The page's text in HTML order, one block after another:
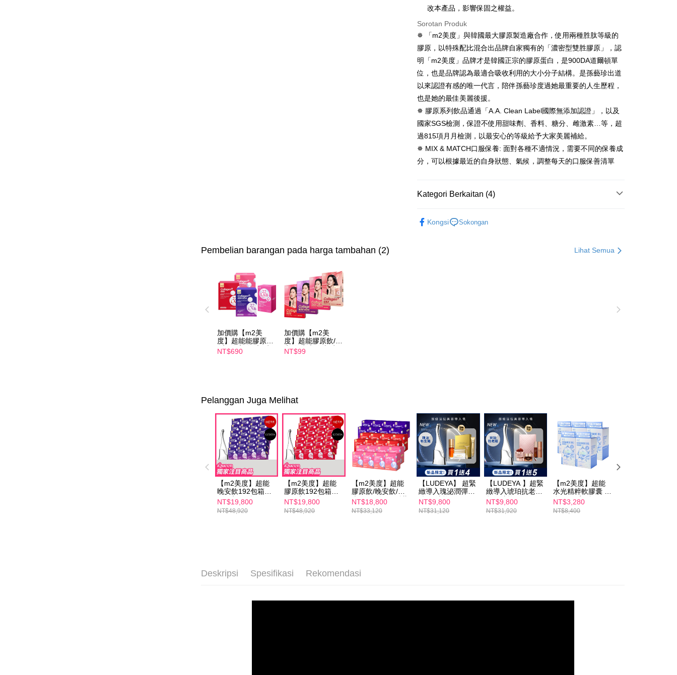
bagaimanapun, bagi mereka yang telah memuat turun Aplikasi AFTEE
dan mendaftar sebagai ahli AFTEE boleh menikmati tempoh
pembayaran sehingga 45 hari.
Tempoh pembayaran dikira dari masa kedai meminta pembayaran anda,
ditambah dengan bilangan hari yang boleh dilanjutkan oleh AFTEE.
Anda boleh melanjutkan tempoh pembayaran anda sebelum anda
boleh menerima pesanan anda semasa tempoh pembayaran (cth.:
produk prapesanan atau produk yang mungkin mengambil masa yang
lebih lama untuk dihantar). Oleh itu, anda dikehendaki membuat
pembayaran kepada AFTEE dalam tempoh sama ada anda menerima
pesanan.
Kedua, Sekatan Pembayaran
1. Jumlah yang diperakui untuk pengguna kali pertama boleh sehingga
NT$10,000. Amaun diperakui sebenar yang diluluskan akan
berdasarkan keputusan pensijilan dan semakan oleh AFTEE.
Ketiga, Syarat Perkhidmatan
akan menggunakan data peribadi yang dikumpul (termasuk nama
Pengumpulan Data Peribadi, Pemprosesan, Penggunaan"
海外配送
海外配送(澳門)
海外配送(馬來西亞) Kadar Penghantaran
海外配送(澳洲) Kadar Penghantaran
改本產品，影響保固之權益。
Sorotan Produk
✵ 「m2美度」與韓國最大膠原製造廠合作，使用兩種胜肽等級的
膠原，以特殊配比混合出品牌自家獨有的「濃密型雙胜膠原」，認
明「m2美度」品牌才是韓國正宗的膠原蛋白，是900DA道爾頓單
位，也是品牌認為最適合吸收利用的大小分子結構。是孫藝珍出道
以來認證有感的唯一代言，陪伴孫藝珍度過她最重要的人生歷程，
也是她的最佳美麗後援。
✵ 膠原系列飲品通過「A.A. Clean Label國際無添加認證」，以及
國家SGS檢測，保證不使用甜味劑、香料、糖分、雌激素…等，超
過815項月月檢測，以最安心的等級給予大家美麗補給。
✵ MIX & MATCH口服保養: 面對各種不適情況，需要不同的保養成
分，可以根據最近的自身狀態、氣候，調整每天的口服保善清單
Kategori Berkaitan (4)
Kongsi Sokongan
Pembelian barangan pada harga tambahan (2) Lihat Semua
加價購【m2美
度】超能能膠原飲
4入/晚安飲4入/水
光飲4入/新生飲4
NT$690
加價購【m2美
度】超能膠原飲/晚
安飲/水光飲/新生
飲-孫藝珍推薦(任
NT$99
Pelanggan Juga Melihat
【m2美度】超能
晚安飲192包箱購
組(8入/24盒)+
【LUDEYA】超緊
緻導入美容儀(1入)
NT$19,800
NT$48,920
【m2美度】超能
膠原飲192包箱購
組(8入/24盒)+
【LUDEYA】超緊
緻導入美容儀(1入)
NT$19,800
NT$48,920
【m2美度】超能
膠原飲/晚安飲/水
光飲192包組-孫藝
珍推薦(8入/24盒
箱購組) 宅配/海外
NT$18,800
NT$33,120
【LUDEYA】 超緊
緻導入瑰泌潤彈組
(超級法拉)
NT$9,800
NT$31,120
【LUDEYA 】超緊
緻導入琥珀抗老組(
超級法拉)
NT$9,800
NT$31,920
【m2美度】超能
水光精粹軟膠囊 五
盒組(24入/盒)
NT$3,280
NT$8,400
Deskripsi Spesifikasi Rekomendasi